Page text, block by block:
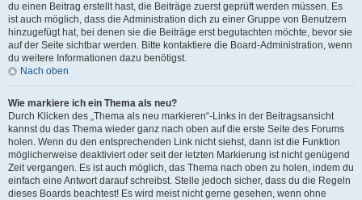
du einen Beitrag erstellt hast, die Beiträge zuerst geprüft werden müssen. Es
ist auch möglich, dass die Administration dich zu einer Gruppe von Benutzern
hinzugefügt hat, bei denen sie die Beiträge erst begutachten möchte, bevor sie
auf der Seite sichtbar werden. Bitte kontaktiere die Board-Administration, wenn
du weitere Informationen dazu benötigst.
Nach oben
Wie markiere ich ein Thema als neu?
Durch Klicken des „Thema als neu markieren“-Links in der Beitragsansicht
kannst du das Thema wieder ganz nach oben auf die erste Seite des Forums
holen. Wenn du den entsprechenden Link nicht siehst, dann ist die Funktion
möglicherweise deaktiviert oder seit der letzten Markierung ist nicht genügend
Zeit vergangen. Es ist auch möglich, das Thema nach oben zu holen, indem du
einfach eine Antwort darauf schreibst. Stelle jedoch sicher, dass du die Regeln
dieses Boards beachtest! Es wird meist nicht gerne gesehen, wenn ohne